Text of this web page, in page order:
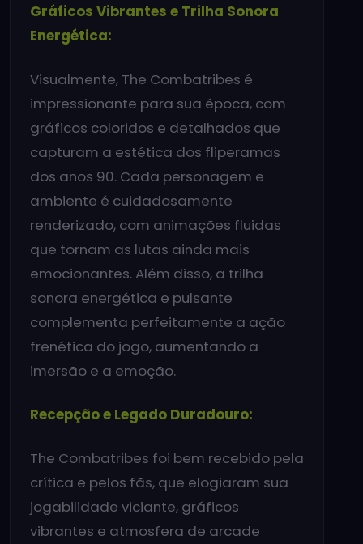
Gráficos Vibrantes e Trilha Sonora
Energética:
Visualmente, The Combatribes é
impressionante para sua época, com
gráficos coloridos e detalhados que
capturam a estética dos fliperamas
dos anos 90. Cada personagem e
ambiente é cuidadosamente
renderizado, com animações fluidas
que tornam as lutas ainda mais
emocionantes. Além disso, a trilha
sonora energética e pulsante
complementa perfeitamente a ação
frenética do jogo, aumentando a
imersão e a emoção.
Recepção e Legado Duradouro:
The Combatribes foi bem recebido pela
crítica e pelos fãs, que elogiaram sua
jogabilidade viciante, gráficos
vibrantes e atmosfera de arcade